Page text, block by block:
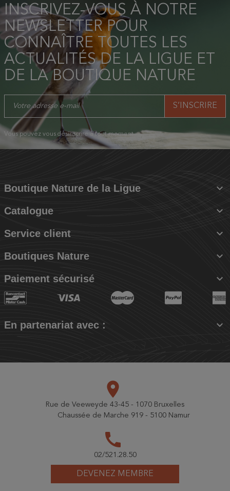
INSCRIVEZ-VOUS À NOTRE
NEWSLETTER POUR
CONNAÎTRE TOUTES LES
ACTUALITÉS DE LA LIGUE ET
DE LA BOUTIQUE NATURE
Vous pouvez vous désinscrire à tout moment.
Boutique Nature de la Ligue 
Catalogue 
Service client 
Boutiques Nature 
Paiement sécurisé 
En partenariat avec : 
DEVENEZ MEMBRE
place
Rue de Veeweyde 43-45 - 1070 Bruxelles
Chaussée de Marche 919 - 5100 Namur
call
02/521.28.50